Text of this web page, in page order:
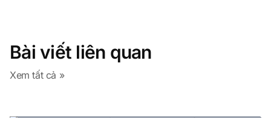
Bài viết liên quan
Xem tất cả »